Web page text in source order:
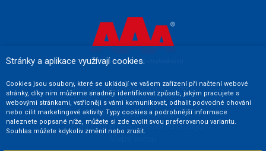
Prodej strojních komponentů
Obchodní podmínky
Zásady zpracování osobních údajů
Stránky a aplikace využívají cookies.
Cookies jsou soubory, které se ukládají ve vašem zařízení při načtení webové
stránky, díky nim můžeme snadněji identifikovat způsob, jakým pracujete s
webovými stránkami, vstřícněji s vámi komunikovat, odhalit podvodné chování
nebo cílit marketingové aktivity. Typy cookies a podrobnější informace
naleznete popsané níže, můžete si zde zvolit svou preferovanou variantu.
Souhlas můžete kdykoliv změnit nebo zrušit.